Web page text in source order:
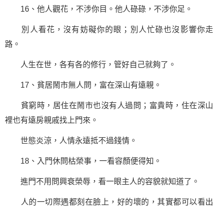
16、他人觀花，不涉你目。他人碌碌，不涉你足。
別人看花，沒有妨礙你的眼；別人忙碌也沒影響你走
路。
人生在世，各有各的修行，管好自己就夠了。
17、貧居鬧市無人問，富在深山有遠親。
貧窮時，居住在鬧市也沒有人過問；富貴時，住在深山
裡也有遠房親戚找上門來。
世態炎涼，人情永遠抵不過錢情。
18、入門休問枯榮事，一看容顏便得知。
進門不用問興衰榮辱，看一眼主人的容貌就知道了。
人的一切際遇都刻在臉上，好的壞的，其實都可以看出